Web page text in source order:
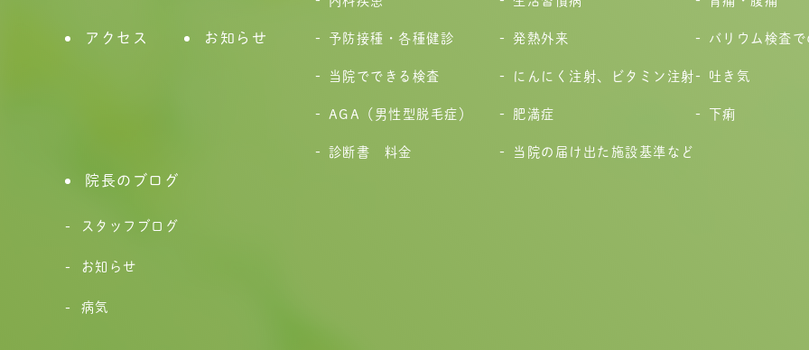
アクセス お知らせ 予防接種・各種健診 発熱外来
当院でできる検査 にんにく注射、ビタミン注射
AGA（男性型脱毛症） 肥満症
診断書 料金 当院の届け出た施設基準など
バリウム検査
吐き気
下痢
院長のブログ
スタッフブログ
お知らせ
病気